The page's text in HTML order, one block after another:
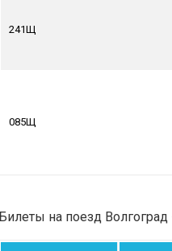
241Щ
085Щ
Билеты на поезд